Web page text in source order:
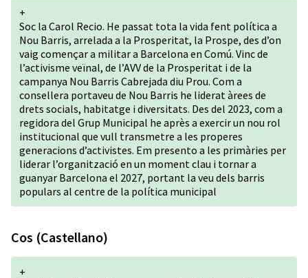
+
Soc la Carol Recio. He passat tota la vida fent política a
Nou Barris, arrelada a la Prosperitat, la Prospe, des d’on
vaig començar a militar a Barcelona en Comú. Vinc de
l’activisme veïnal, de l’AVV de la Prosperitat i de la
campanya Nou Barris Cabrejada diu Prou. Com a
consellera portaveu de Nou Barris he liderat àrees de
drets socials, habitatge i diversitats. Des del 2023, com a
regidora del Grup Municipal he après a exercir un nou rol
institucional que vull transmetre a les properes
generacions d’activistes. Em presento a les primàries per
liderar l’organització en un moment clau i tornar a
guanyar Barcelona el 2027, portant la veu dels barris
populars al centre de la política municipal
Cos (Castellano)
+